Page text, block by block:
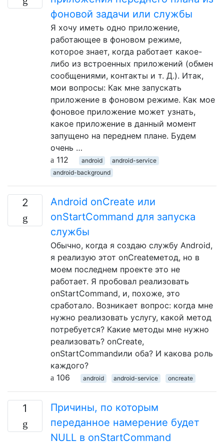
фоновой задачи или службы
Я хочу иметь одно приложение,
работающее в фоновом режиме,
которое знает, когда работает какое-
либо из встроенных приложений (обмен
сообщениями, контакты и т. Д.). Итак,
мои вопросы: Как мне запускать
приложение в фоновом режиме. Как мое
фоновое приложение может узнать,
какое приложение в данный момент
запущено на переднем плане. Будем
очень …
112
android
android-service
android-background
2
Android onCreate или
onStartCommand для запуска
службы
Обычно, когда я создаю службу Android,
я реализую этот onCreateметод, но в
моем последнем проекте это не
работает. Я пробовал реализовать
onStartCommand, и, похоже, это
сработало. Возникает вопрос: когда мне
нужно реализовать услугу, какой метод
потребуется? Какие методы мне нужно
реализовать? onCreate,
onStartCommandили оба? И какова роль
каждого?
106
android android-service oncreate
1
Причины, по которым
переданное намерение будет
NULL в onStartCommand